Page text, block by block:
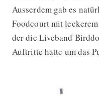
Ausserdem gab es
Foodcourt mit
der die Liveband
Auftritte hatte um das